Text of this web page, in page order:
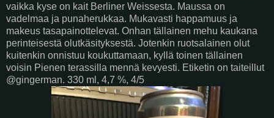
vaikka kyse on kait Berliner Weissesta. Maussa on
vadelmaa ja punaherukkaa. Mukavasti happamuus ja
makeus tasapainottelevat. Onhan tällainen mehu kaukana
perinteisestä olutkäsityksestä. Jotenkin ruotsalainen olut
kuitenkin onnistuu koukuttamaan, kyllä toinen tällainen
voisin Pienen terassilla mennä kevyesti. Etiketin on taiteillut
@gingerman. 330 ml, 4,7 %, 4/5